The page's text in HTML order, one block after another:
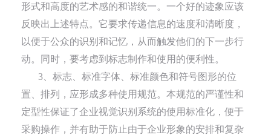
形式和高度的艺术感的和谐统一。一个好的迹象应该
反映出上述特点。它要求传递信息的速度和清晰度，
以便于公众的识别和记忆，从而触发他们的下一步行
动。同时，要考虑到标志制作和使用的便利性。
3、标志、标准字体、标准颜色和符号图形的位
置、排列，应形成多种使用规范。本规范的严谨性和
定型性保证了企业视觉识别系统的使用标准化，便于
采购操作，并有助于防止由于企业形象的安排和复杂